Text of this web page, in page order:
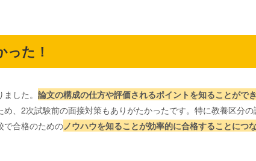
た！
した。 論文の構成の仕方や評価されるポイントを知ることがで
、2次試験前の面接対策もありがたかったです。特に教養区分
で合格のためのノウハウを知ることが効率的に合格することにつ